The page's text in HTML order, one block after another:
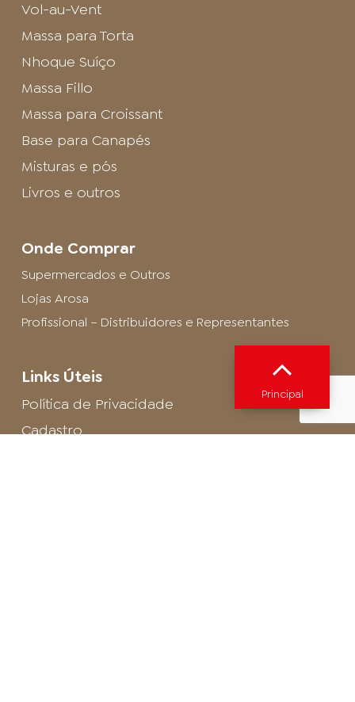
Vol-au-Vent
Massa para Torta
Nhoque Suíço
Massa Fillo
Massa para Croissant
Base para Canapés
Misturas e pós
Livros e outros
Onde Comprar
Supermercados e Outros
Lojas Arosa
Profissional – Distribuidores e Representantes
Links Úteis
Política de Privacidade
Cadastro
Principal